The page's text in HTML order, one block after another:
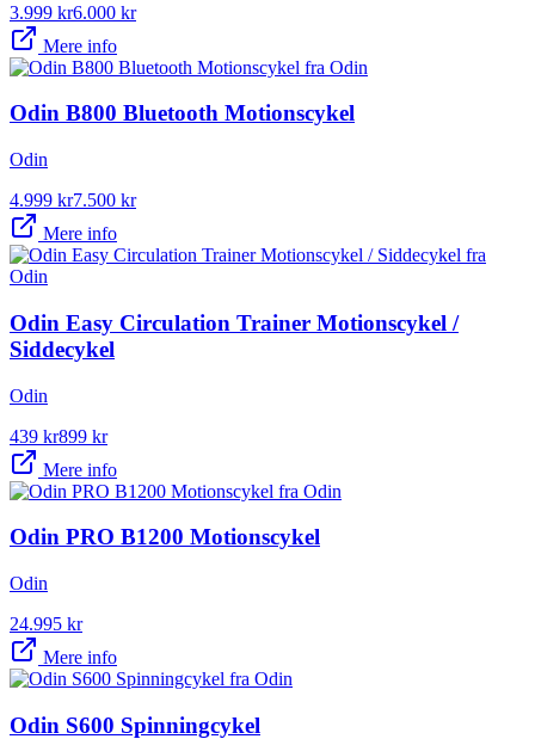
3.999 kr6.000 kr
Mere info
Odin B800 Bluetooth Motionscykel
Odin
4.999 kr7.500 kr
Mere info
Odin Easy Circulation Trainer Motionscykel /
Siddecykel
Odin
439 kr899 kr
Mere info
Odin PRO B1200 Motionscykel
Odin
24.995 kr
Mere info
Odin S600 Spinningcykel